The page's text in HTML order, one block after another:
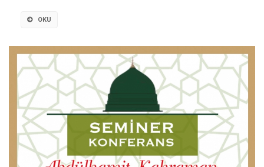
OKU